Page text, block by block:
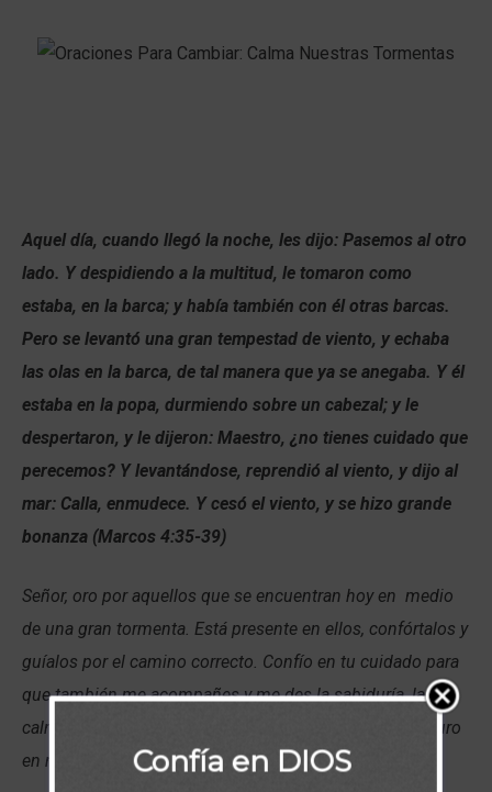
Aquel día, cuando llegó la noche, les dijo: Pasemos al otro
lado. Y despidiendo a la multitud, le tomaron como
estaba, en la barca; y había también con él otras barcas.
Pero se levantó una gran tempestad de viento, y echaba
las olas en la barca, de tal manera que ya se anegaba. Y él
estaba en la popa, durmiendo sobre un cabezal; y le
despertaron, y le dijeron: Maestro, ¿no tienes cuidado que
perecemos? Y levantándose, reprendió al viento, y dijo al
mar: Calla, enmudece. Y cesó el viento, y se hizo grande
bonanza (Marcos 4:35-39)
Señor, oro por aquellos que se encuentran hoy en medio
de una gran tormenta. Está presente en ellos, confórtalos y
guíalos por el camino correcto. Confío en tu cuidado para
que también me acompañes y me des la sabiduría, la
calma y la confianza para navegar y llegar a puerto seguro
en medio de mis propias tormentas. Amen
Confía en DIOS